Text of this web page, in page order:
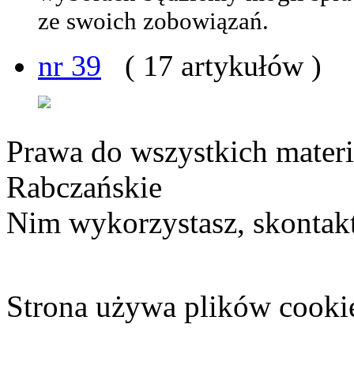
ze swoich zobowiązań.
nr 39 ( 17 artykułów )
Prawa do wszystkich
Rabczańskie
Nim wykorzystasz,
Strona używa plików